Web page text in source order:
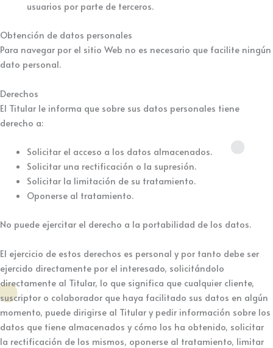
usuarios por parte de terceros.
Obtención de datos personales
Para navegar por el sitio Web no es necesario que facilite ningún
dato personal.
Derechos
El Titular le informa que sobre sus datos personales tiene
derecho a:
Solicitar el acceso a los datos almacenados.
Solicitar una rectificación o la supresión.
Solicitar la limitación de su tratamiento.
Oponerse al tratamiento.
No puede ejercitar el derecho a la portabilidad de los datos.
El ejercicio de estos derechos es personal y por tanto debe ser
ejercido directamente por el interesado, solicitándolo
directamente al Titular, lo que significa que cualquier cliente,
suscriptor o colaborador que haya facilitado sus datos en algún
momento, puede dirigirse al Titular y pedir información sobre los
datos que tiene almacenados y cómo los ha obtenido, solicitar
la rectificación de los mismos, oponerse al tratamiento, limitar